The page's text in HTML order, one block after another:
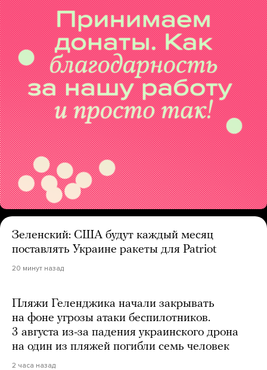
Зеленский: США будут каждый месяц
поставлять Украине ракеты для Patriot
20 минут назад
Пляжи Геленджика начали закрывать
на фоне угрозы атаки беспилотников.
3 августа из-за падения украинского дрона
на один из пляжей погибли семь человек
2 часа назад